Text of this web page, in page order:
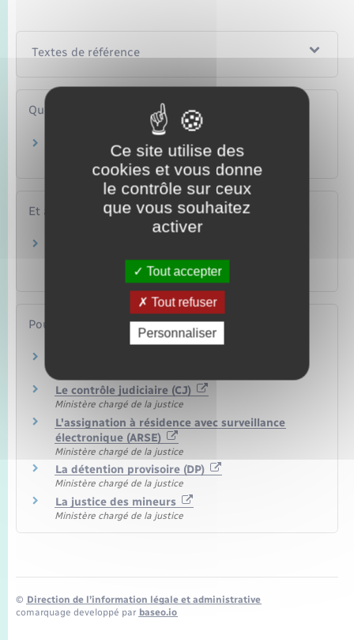
Textes de référence
Questions ? Réponses !
Procédure pénale : qu'est-ce qu'un adulte
approprié ?
Et aussi
poursuites à partir du 30 septembre 2021
Pour en savoir plus
Le contrôle judiciaire (CJ)
Ministère chargé de la justice
L'assignation à résidence avec surveillance
électronique (ARSE)
Ministère chargé de la justice
La détention provisoire (DP)
Ministère chargé de la justice
La justice des mineurs
Ministère chargé de la justice
© Direction de l’information légale et administrative
comarquage developpé par baseo.io
Ce site utilise des
cookies et vous donne
le contrôle sur ceux
que vous souhaitez
activer
Tout accepter
Tout refuser
Personnaliser